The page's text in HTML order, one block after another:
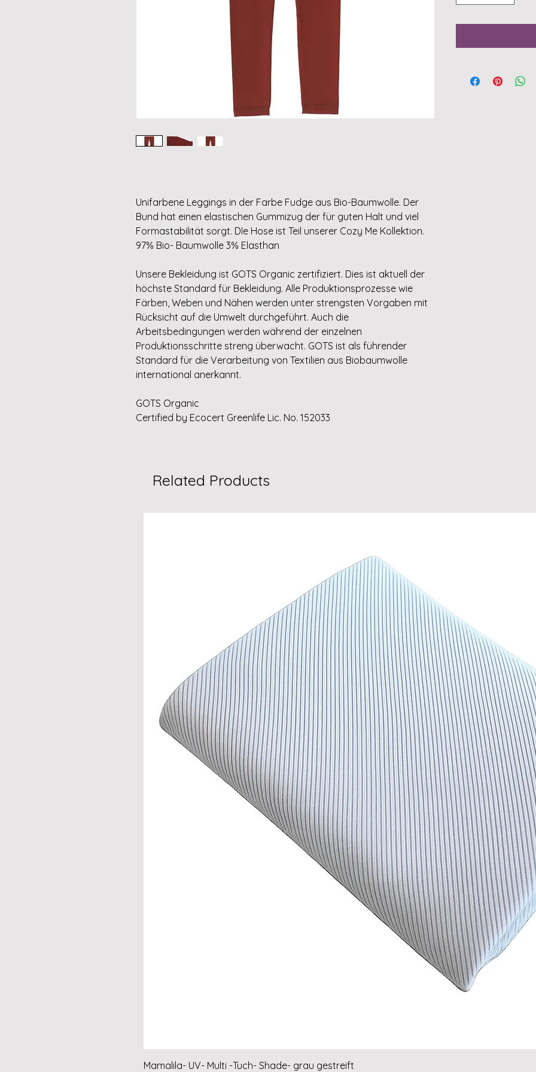
Unifarbene Leggings in der Farbe Fudge aus Bio-Baumwolle. Der
Bund hat einen elastischen Gummizug der für guten Halt und viel
Formastabilität sorgt. DIe Hose ist Teil unserer Cozy Me Kollektion.
97% Bio- Baumwolle 3% Elasthan
Unsere Bekleidung ist GOTS Organic zertifiziert. Dies ist aktuell der
höchste Standard für Bekleidung. Alle Produktionsprozesse wie
Färben, Weben und Nähen werden unter strengsten Vorgaben mit
Rücksicht auf die Umwelt durchgeführt. Auch die
Arbeitsbedingungen werden während der einzelnen
Produktionsschritte streng überwacht. GOTS ist als führender
Standard für die Verarbeitung von Textilien aus Biobaumwolle
international anerkannt.
GOTS Organic
Certified by Ecocert Greenlife Lic. No. 152033
Related Products
Mamalila- UV- Multi -Tuch- Shade- grau gestreift